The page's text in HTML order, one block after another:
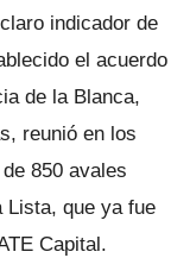
indicador de
el acuerdo
de la Blanca,
reunió en los
850 avales
Lista, que ya fue
Capital.